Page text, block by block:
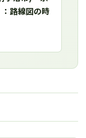
路線図の時